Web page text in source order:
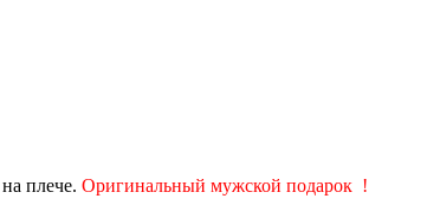
плече. Оригинальный мужской подарок !